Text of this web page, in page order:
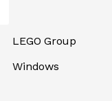
LEGO Group
Windows